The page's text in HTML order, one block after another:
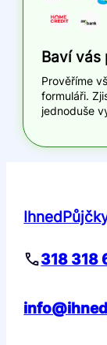
Baví vás
Prověříme
formuláři.
jednoduše
318 318